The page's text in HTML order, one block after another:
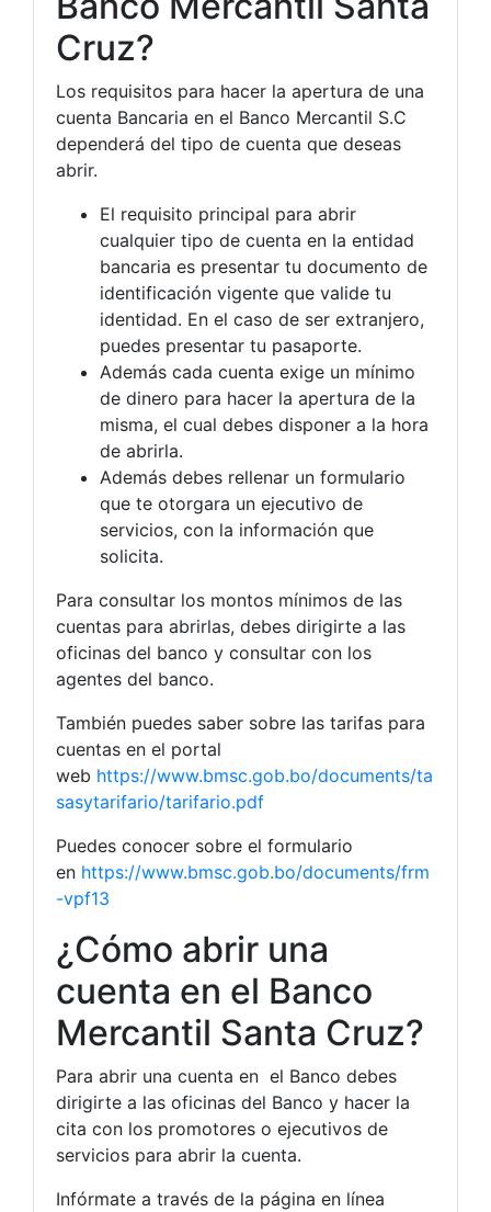
Cruz?
Los requisitos para hacer la apertura de una
cuenta Bancaria en el Banco Mercantil S.C
dependerá del tipo de cuenta que deseas
abrir.
El requisito principal para abrir
cualquier tipo de cuenta en la entidad
bancaria es presentar tu documento de
identificación vigente que valide tu
identidad. En el caso de ser extranjero,
puedes presentar tu pasaporte.
Además cada cuenta exige un mínimo
de dinero para hacer la apertura de la
misma, el cual debes disponer a la hora
de abrirla.
Además debes rellenar un formulario
que te otorgara un ejecutivo de
servicios, con la información que
solicita.
Para consultar los montos mínimos de las
cuentas para abrirlas, debes dirigirte a las
oficinas del banco y consultar con los
agentes del banco.
También puedes saber sobre las tarifas para
cuentas en el portal
web https://www.bmsc.gob.bo/documents/ta
sasytarifario/tarifario.pdf
Puedes conocer sobre el formulario
en https://www.bmsc.gob.bo/documents/frm
-vpf13
¿Cómo abrir una
cuenta en el Banco
Mercantil Santa Cruz?
Para abrir una cuenta en el Banco debes
dirigirte a las oficinas del Banco y hacer la
cita con los promotores o ejecutivos de
servicios para abrir la cuenta.
Infórmate a través de la página en línea